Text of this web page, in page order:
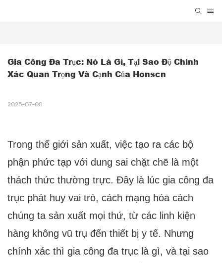
Gia Công Đa Trục: Nó Là Gì, Tại Sao Độ Chính
Xác Quan Trọng Và Cạnh Của Honscn
2025-07-08
Trong thế giới sản xuất, việc tạo ra các bộ
phận phức tạp với dung sai chặt chẽ là một
thách thức thường trực. Đây là lúc gia công đa
trục phát huy vai trò, cách mạng hóa cách
chúng ta sản xuất mọi thứ, từ các linh kiện
hàng không vũ trụ đến thiết bị y tế. Nhưng
chính xác thì gia công đa trục là gì, và tại sao